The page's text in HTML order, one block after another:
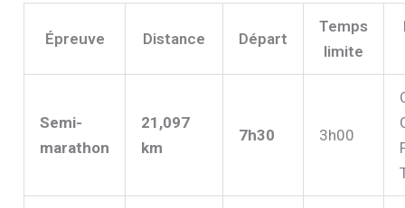
Épreuve Distance Départ
Temps
limite
Semi-
marathon
21,097
km
7h30 3h00